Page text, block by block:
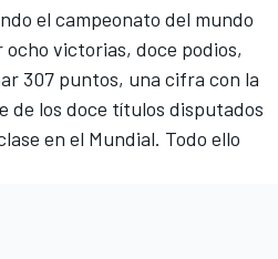
el campeonato del mundo
victorias, doce podios,
307 puntos, una cifra con la
de los doce títulos disputados
en el Mundial. Todo ello